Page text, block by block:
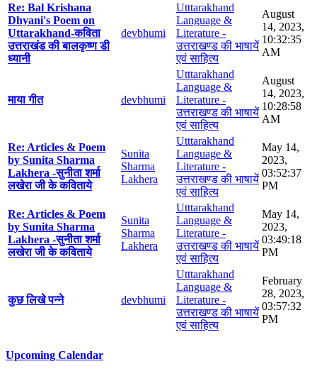
Re: Bal Krishana
Dhyani's Poem on
Uttarakhand-कविता
उत्तराखंड की बालकृष्ण डी
ध्यानी
devbhumi
Utttarakhand
Language &
Literature -
उत्तराखण्ड की भाषायें
एवं साहित्य
August
14, 2023,
10:32:35
AM
माया गीत devbhumi
Utttarakhand
Language &
Literature -
उत्तराखण्ड की भाषायें
एवं साहित्य
August
14, 2023,
10:28:58
AM
Re: Articles & Poem
by Sunita Sharma
Lakhera -सुनीता शर्मा
लखेरा जी के कविताये
Sunita
Sharma
Lakhera
Utttarakhand
Language &
Literature -
उत्तराखण्ड की भाषायें
एवं साहित्य
May 14,
2023,
03:52:37
PM
Re: Articles & Poem
by Sunita Sharma
Lakhera -सुनीता शर्मा
लखेरा जी के कविताये
Sunita
Sharma
Lakhera
Utttarakhand
Language &
Literature -
उत्तराखण्ड की भाषायें
एवं साहित्य
May 14,
2023,
03:49:18
PM
कुछ लिखे पन्ने devbhumi
Utttarakhand
Language &
Literature -
उत्तराखण्ड की भाषायें
एवं साहित्य
February
28, 2023,
03:57:32
PM
Upcoming Calendar